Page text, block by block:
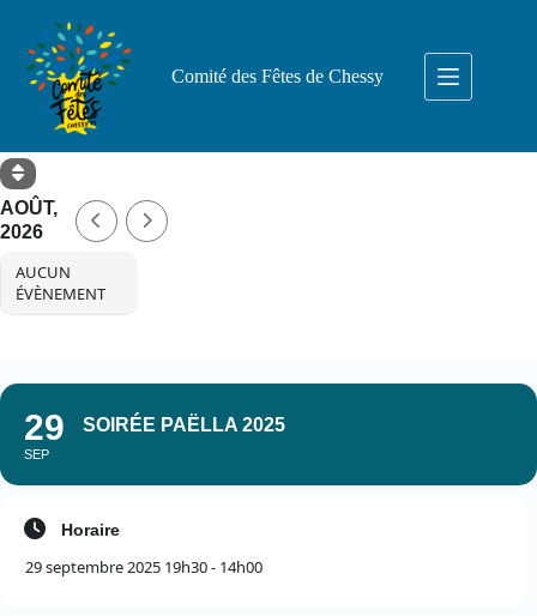
contenu
Comité des Fêtes de Chessy
AOÛT,
2026
AUCUN
ÉVÈNEMENT
29
SEP
SOIRÉE PAËLLA 2025
Horaire
29 septembre 2025 19h30 - 14h00